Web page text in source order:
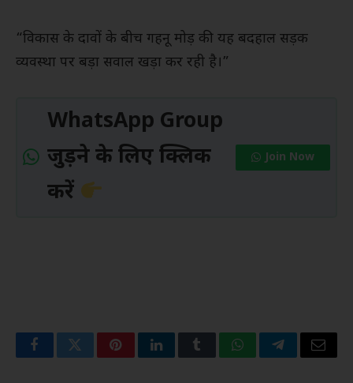
“विकास के दावों के बीच गहनू मोड़ की यह बदहाल सड़क
व्यवस्था पर बड़ा सवाल खड़ा कर रही है।”
WhatsApp Group
जुड़ने के लिए क्लिक
करें
Join Now
FacebookTwitterPinterestLinkedInTumblrWhatsAppTelegramEmail